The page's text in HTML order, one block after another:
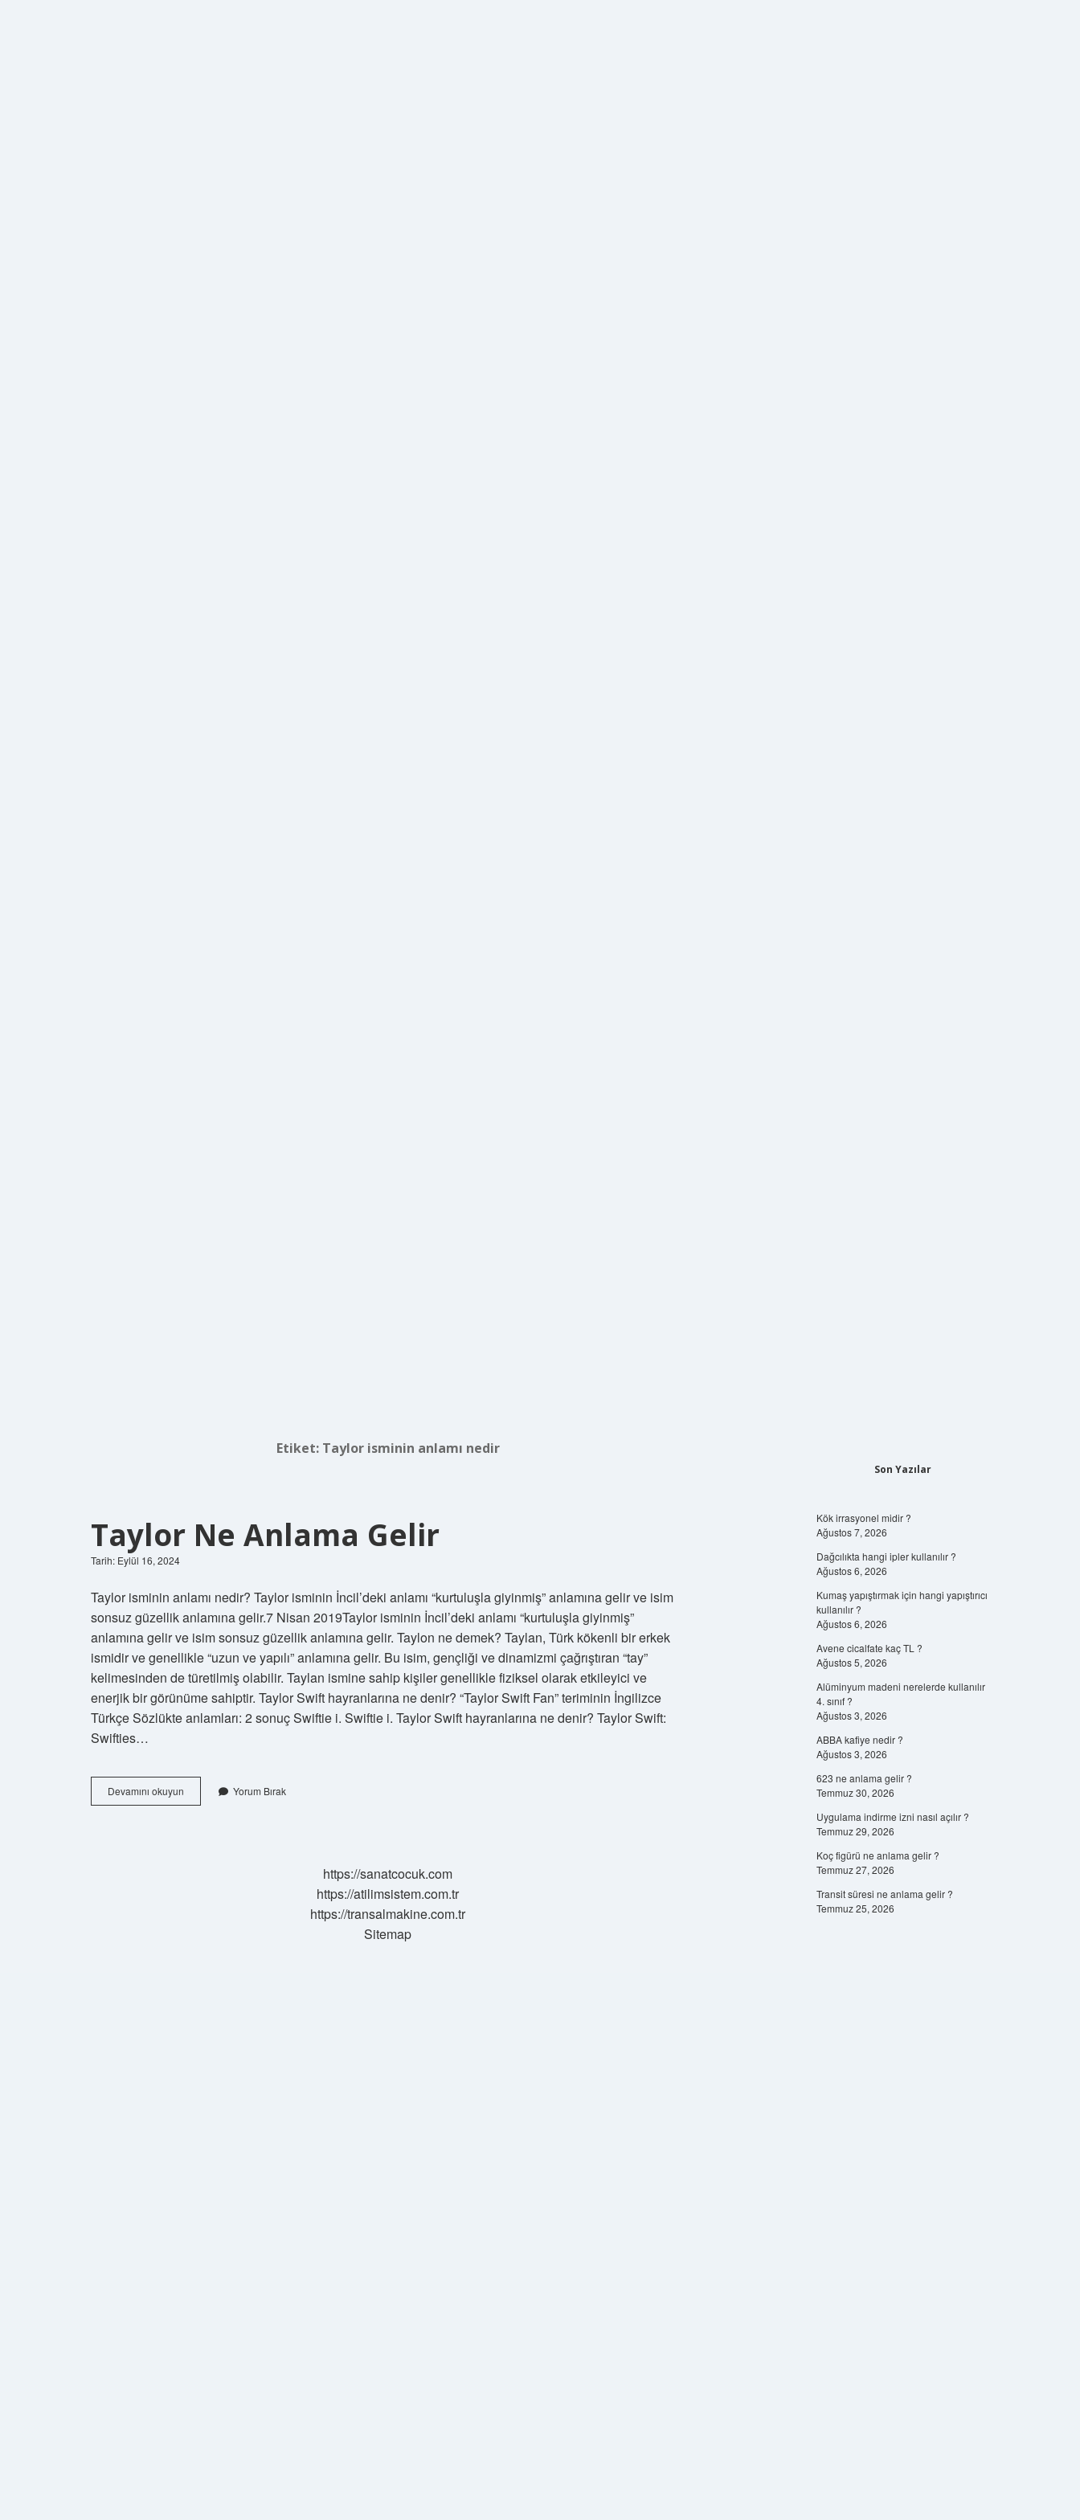
Etiket: Taylor isminin anlamı nedir
Taylor Ne Anlama Gelir
Tarih: Eylül 16, 2024
Taylor isminin anlamı nedir? Taylor isminin İncil’deki anlamı “kurtuluşla giyinmiş” anlamına gelir ve isim
sonsuz güzellik anlamına gelir.7 Nisan 2019Taylor isminin İncil’deki anlamı “kurtuluşla giyinmiş”
anlamına gelir ve isim sonsuz güzellik anlamına gelir. Taylon ne demek? Taylan, Türk kökenli bir erkek
ismidir ve genellikle “uzun ve yapılı” anlamına gelir. Bu isim, gençliği ve dinamizmi çağrıştıran “tay”
kelimesinden de türetilmiş olabilir. Taylan ismine sahip kişiler genellikle fiziksel olarak etkileyici ve
enerjik bir görünüme sahiptir. Taylor Swift hayranlarına ne denir? “Taylor Swift Fan” teriminin İngilizce
Türkçe Sözlükte anlamları: 2 sonuç Swiftie i. Swiftie i. Taylor Swift hayranlarına ne denir? Taylor Swift:
Swifties…
Devamını okuyun
Ne
Yorum Bırak
https://sanatcocuk.com
https://atilimsistem.com.tr
https://transalmakine.com.tr
Sitemap
Son Yazılar
Kök irrasyonel midir ?
Ağustos 7, 2026
Dağcılıkta hangi ipler kullanılır ?
Ağustos 6, 2026
Kumaş yapıştırmak için hangi yapıştırıcı
kullanılır ?
Ağustos 6, 2026
Avene cicalfate kaç TL ?
Ağustos 5, 2026
Alüminyum madeni nerelerde kullanılır
4. sınıf ?
Ağustos 3, 2026
ABBA kafiye nedir ?
Ağustos 3, 2026
623 ne anlama gelir ?
Temmuz 30, 2026
Uygulama indirme izni nasıl açılır ?
Temmuz 29, 2026
Koç figürü ne anlama gelir ?
Temmuz 27, 2026
Transit süresi ne anlama gelir ?
Temmuz 25, 2026